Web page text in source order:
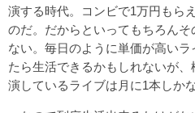
演する時代。コンビで1万円もら
のだ。だからといってもちろん
ない。毎日のように単価が高い
たら生活できるかもしれないが
演しているライブは月に1本しか